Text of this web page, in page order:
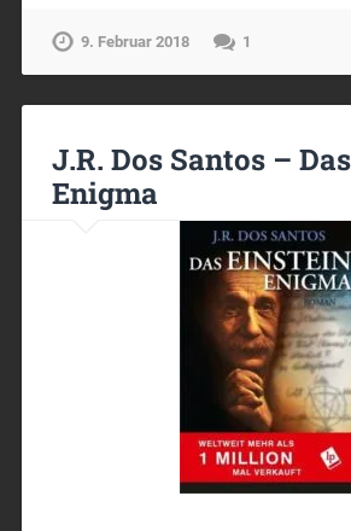
9. Februar 2018 1
J.R. Dos Santos –
Enigma